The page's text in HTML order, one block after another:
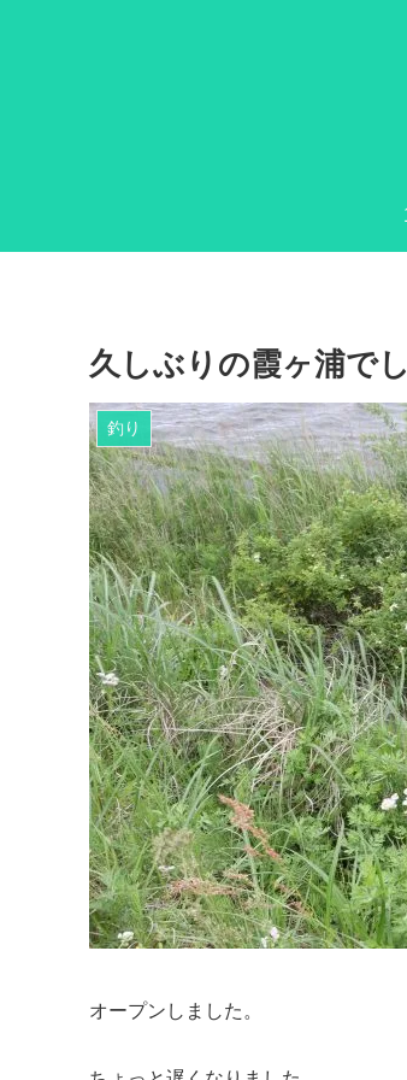
久しぶりの霞ヶ浦で
釣り
オープンしました。